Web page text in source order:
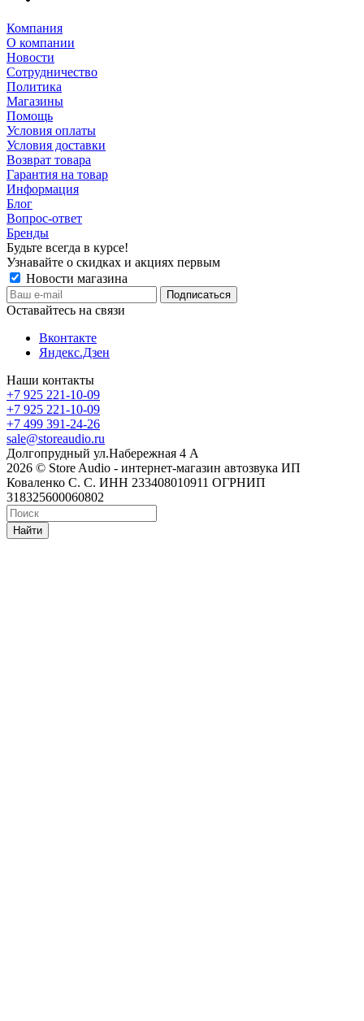
Компания
О компании
Новости
Сотрудничество
Политика
Магазины
Помощь
Условия оплаты
Условия доставки
Возврат товара
Гарантия на товар
Информация
Блог
Вопрос-ответ
Бренды
Будьте всегда в курсе!
Узнавайте о скидках и акциях первым
Новости магазина
Оставайтесь на связи
Вконтакте
Яндекс.Дзен
Наши контакты
+7 925 221-10-09
+7 925 221-10-09
+7 499 391-24-26
sale@storeaudio.ru
Долгопрудный ул.Набережная 4 А
2026 © Store Audio - интернет-магазин автозвука ИП
Коваленко С. С. ИНН 233408010911 ОГРНИП
318325600060802
Найти